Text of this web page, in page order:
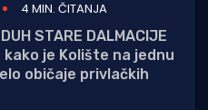
4 MIN. ČITANJA
STARE DALMACIJE
je Kolište na jednu
običaje privlačkih